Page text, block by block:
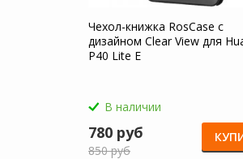
Чехол-книжка RosCase с
дизайном Clear View для
P40 Lite E
В наличии
780 руб
850 руб